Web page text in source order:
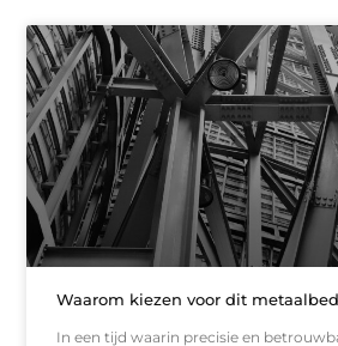
Waarom kiezen voor dit
In een tijd waarin precisie en